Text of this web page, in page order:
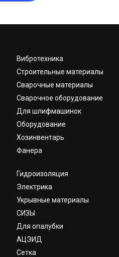
Вибротехника
Строительные материалы
Сварочные материалы
Сварочное оборудование
Для шлифмашинок
Оборудование
Хозинвентарь
Фанера
Гидроизоляция
Электрика
Укрывные материалы
СИЗЫ
Для опалубки
АЦЭИД
Сетка